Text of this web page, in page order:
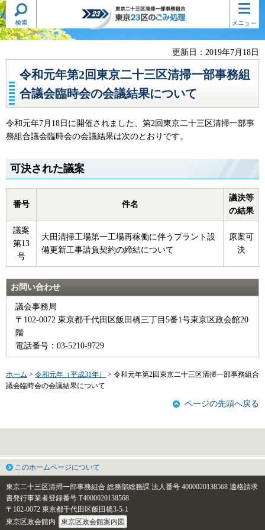
東京二十三区清掃一部事務組合
東京23区のごみ処理
検索・
共通メ
ニュー
コンテ
ンツメ
ニュー
更新日：2019年7月18日
令和元年第2回東京二十三区清掃一部事務組
合議会臨時会の会議結果について
令和元年7月18日に開催されました、第2回東京二十三区清掃一部事
務組合議会臨時会の会議結果は次のとおりです。
可決された議案
番号 件名
議決等
の結果
議案
第13
号
大田清掃工場第一工場再稼働に伴うプラント設
備更新工事請負契約の締結について
原案可
決
お問い合わせ
議会事務局
〒102-0072 東京都千代田区飯田橋三丁目5番1号東京区政会館20
階
電話番号：03-5210-9729
ホーム > 令和元年（平成31年）
> 令和元年第2回東京二十三区清掃一部事務組合
議会臨時会の会議結果について
ページの先頭へ戻る
このホームページについて
東京二十三区清掃一部事務組合 総務部総務課 法人番号 4000020138568 適格請求
書発行事業者登録番号 T4000020138568
〒102-0072 東京都千代田区飯田橋3-5-1
東京区政会館内
東京区政会館案内図